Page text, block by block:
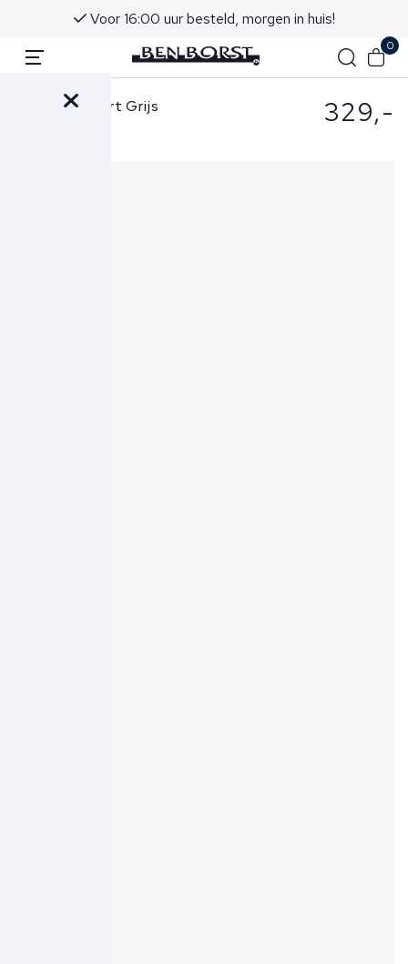
Voor 16:00 uur besteld, morgen in huis!
0
Ferilli Overshirt Grijs 329,-